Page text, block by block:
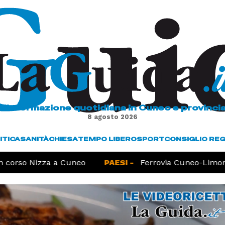
L'informazione quotidiana in Cuneo e
8 agosto 2026
SANITÀCHIESATEMPO LIBEROSPORTCONSIGLIO
Nizza a Cuneo PAESI - Ferrovia Cuneo-